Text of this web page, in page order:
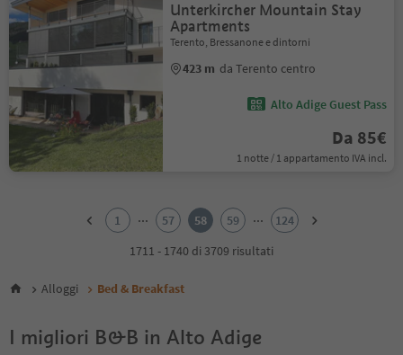
Unterkircher Mountain Stay
Apartments
Terento, Bressanone e dintorni
423 m da Terento centro
Alto Adige Guest Pass
Da 85€
1 notte / 1 appartamento IVA incl.
6
1 ... 57 58 59 ...
124
1711 - 1740 di 3709 risultati
Alloggi Bed & Breakfast
I migliori B&B in Alto Adige